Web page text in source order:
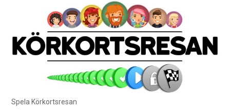
Spela Körkortsresan